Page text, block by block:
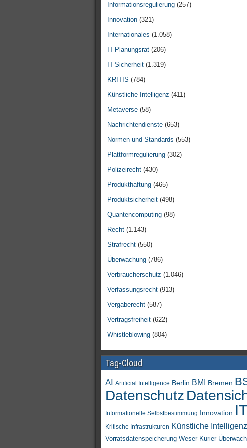
Informationsregulierung (257)
Innovation (321)
Internationales (1.058)
IT-Planungsrat (206)
IT-Sicherheit (1.319)
KRITIS (784)
Künstliche Intelligenz (411)
Metaverse (58)
Nachrichtendienste (653)
Normen und Standards (553)
Plattformregulierung (302)
Polizeirecht (430)
Produkthaftung (465)
Produktsicherheit (498)
Quantencomputing (98)
Recht (1.143)
Strafrecht (550)
Überwachung (786)
Verbraucherschutz (1.046)
Verfassungsrecht (913)
Vergaberecht (587)
Vertragsfreiheit (622)
Whistleblowing (804)
Tag-Cloud
AI Artificial Intelligence Berlin BMI Bremen
Datenschutz
Informationelle Selbstbestimmung Innovation
Kritische Infrastrukturen Künstliche Intelligenz
Vorratsdatenspeicherung Weser-Kurier